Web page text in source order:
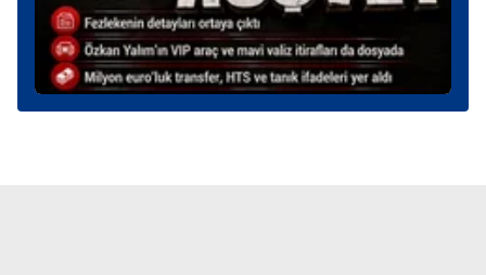
6698 sayılı Kişisel Verilerin Korunması Kanunu uyarınca
hazırlanmış Aydınlatma Metnimizi okumak ve sitemizde
ilgili mevzuata uygun olarak kullanılan çerezlerle ilgili bilgi